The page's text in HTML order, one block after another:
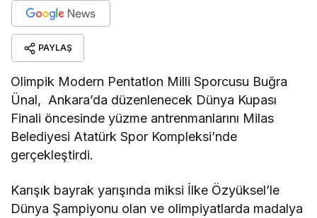
PAYLAŞ
Olimpik Modern Pentatlon Milli Sporcusu Buğra
Ünal, Ankara’da düzenlenecek Dünya Kupası
Finali öncesinde yüzme antrenmanlarını Milas
Belediyesi Atatürk Spor Kompleksi’nde
gerçekleştirdi.
Karışık bayrak yarışında miksi İlke Özyüksel’le
Dünya Şampiyonu olan ve olimpiyatlarda madalya